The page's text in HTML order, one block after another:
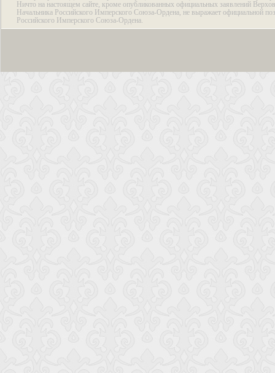
Ничто на настоящем сайте, кроме опубликованных официальных заявлений
Начальника Российского Имперского Союза-Ордена, не выражает официальной
Российского Имперского Союза-Ордена.